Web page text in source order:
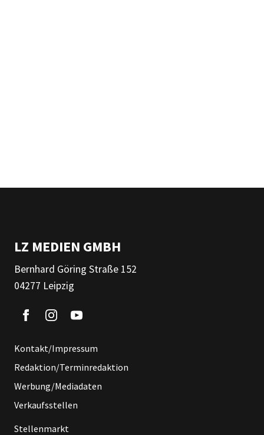
LZ MEDIEN GMBH
Bernhard Göring Straße 152
04277 Leipzig
Kontakt/Impressum
Redaktion/Terminredaktion
Werbung/Mediadaten
Verkaufsstellen
Stellenmarkt